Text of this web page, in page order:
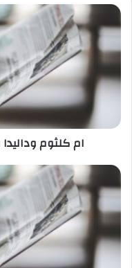
ام
كلثوم
وداليدا
وفيروز
مجتمعين
في
باريس
ام كلثوم
سبتمبر
المقبل..
تسليم
دفعة
جديدة
من